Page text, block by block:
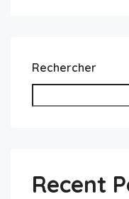
Rechercher
Recent